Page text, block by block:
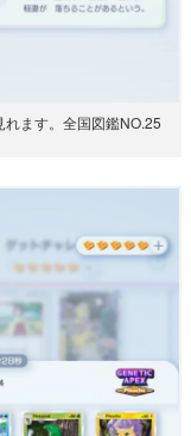
ます。全国図鑑NO.25